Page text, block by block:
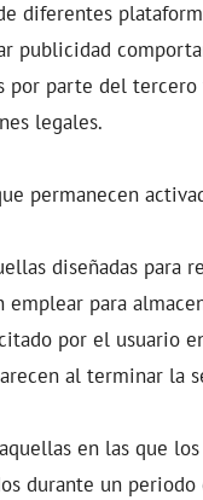
diferentes
publicidad
por parte del
legales.
permanecen
diseñadas para
para
por el usuario
al terminar la
en las que
durante un